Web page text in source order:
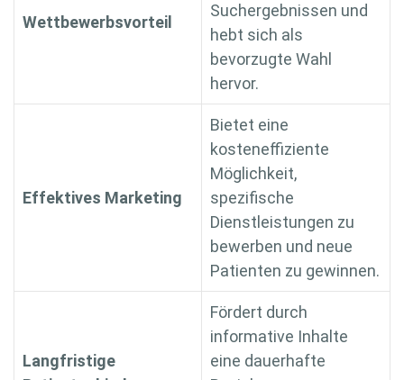
Wettbewerbsvorteil
Suchergebnissen und
hebt sich als
bevorzugte Wahl
hervor.
Effektives Marketing
Bietet eine
kosteneffiziente
Möglichkeit,
spezifische
Dienstleistungen zu
bewerben und neue
Patienten zu gewinnen.
Langfristige
Fördert durch
informative Inhalte
eine dauerhafte